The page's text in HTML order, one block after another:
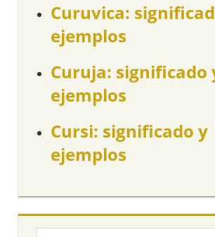
Curuvica:
ejemplos
Curuja: significado
ejemplos
Cursi: significado y
ejemplos